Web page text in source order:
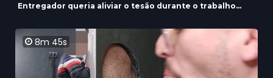
Entregador queria aliviar o tesão durante o trabalho...
8m 45s